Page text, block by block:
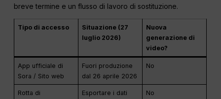
breve termine e un flusso di lavoro di sostituzione.
Tipo di accesso
Situazione (27
luglio 2026)
Nuova
generazione di
video?
App ufficiale di
Sora / Sito web
Fuori produzione
dal 26 aprile 2026
No
Rotta di
Esportare i dati
No